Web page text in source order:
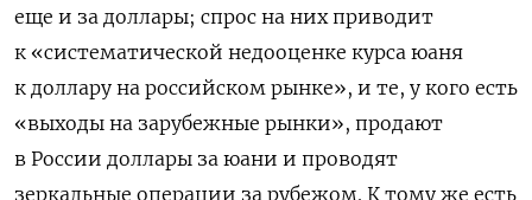
еще и за доллары; спрос на них приводит
к «систематической недооценке курса юаня
к доллару на российском рынке», и те, у кого есть
«выходы на зарубежные рынки», продают
в России доллары за юани и проводят
зеркальные операции за рубежом. К тому же есть